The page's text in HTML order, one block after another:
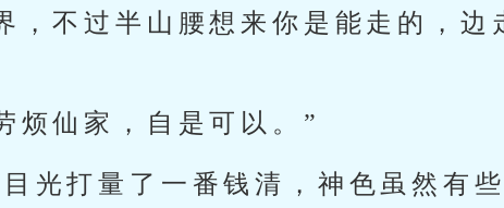
，不过半山腰想来你是能走的，边
烦仙家，自是可以。”
光打量了一番钱清，神色虽然有些